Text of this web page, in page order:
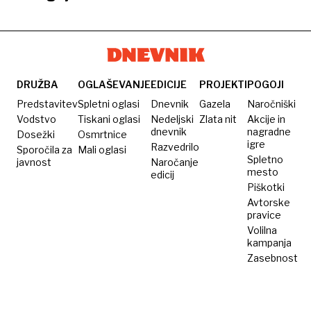
ostre
na
smuči
nove
DRUŽBA
Predstavitev
Vodstvo
Dosežki
Sporočila za
javnost
OGLAŠEVANJE
Spletni oglasi
Tiskani oglasi
Osmrtnice
Mali oglasi
EDICIJE
Dnevnik
Nedeljski
dnevnik
Razvedrilo
Naročanje
edicij
PROJEKTI
Gazela
Zlata nit
POGOJI
Naročniški
Akcije in
nagradne
igre
Spletno
mesto
Piškotki
Avtorske
pravice
Volilna
kampanja
Zasebnost